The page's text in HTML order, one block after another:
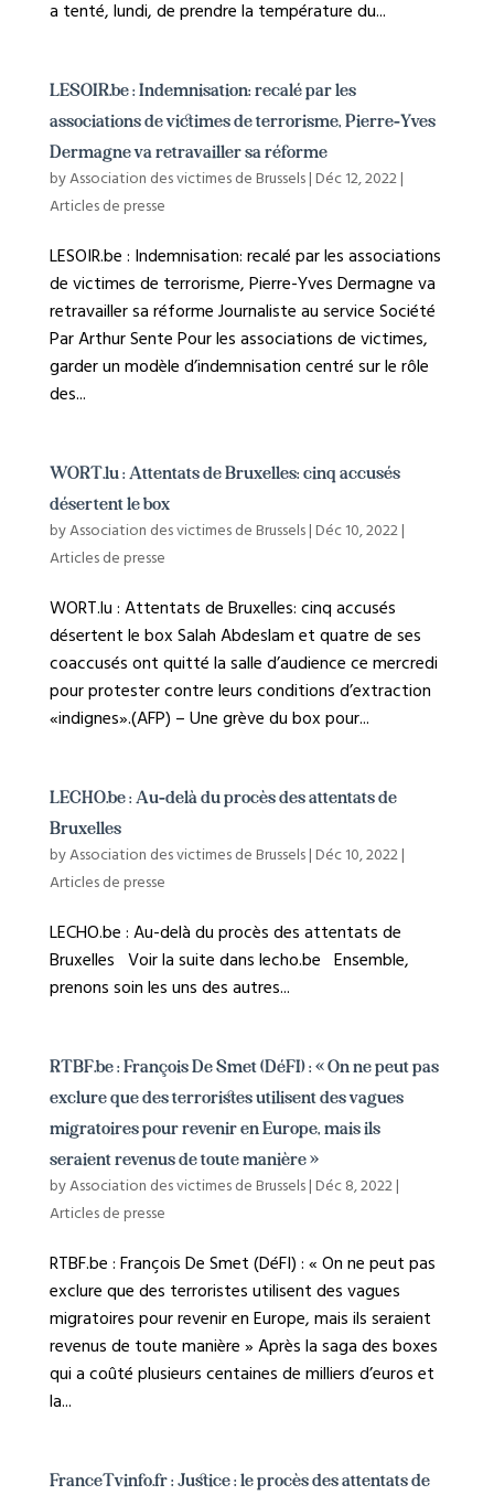
a tenté, lundi, de prendre la température du...
LESOIR.be : Indemnisation: recalé par les
associations de victimes de terrorisme, Pierre-Yves
Dermagne va retravailler sa réforme
byAssociation des victimes de Brussels|Déc 12, 2022|
Articles de presse
LESOIR.be : Indemnisation: recalé par les associations
de victimes de terrorisme, Pierre-Yves Dermagne va
retravailler sa réforme Journaliste au service Société
Par Arthur Sente Pour les associations de victimes,
garder un modèle d’indemnisation centré sur le rôle
des...
WORT.lu : Attentats de Bruxelles: cinq accusés
désertent le box
byAssociation des victimes de Brussels|Déc 10, 2022|
Articles de presse
WORT.lu : Attentats de Bruxelles: cinq accusés
désertent le box Salah Abdeslam et quatre de ses
coaccusés ont quitté la salle d’audience ce mercredi
pour protester contre leurs conditions d’extraction
«indignes».(AFP) – Une grève du box pour...
LECHO.be : Au-delà du procès des attentats de
Bruxelles
byAssociation des victimes de Brussels|Déc 10, 2022|
Articles de presse
LECHO.be : Au-delà du procès des attentats de
Bruxelles Voir la suite dans lecho.be Ensemble,
prenons soin les uns des autres...
RTBF.be : François De Smet (DéFI) : « On ne peut pas
exclure que des terroristes utilisent des vagues
migratoires pour revenir en Europe, mais ils
seraient revenus de toute manière »
byAssociation des victimes de Brussels|Déc 8, 2022|
Articles de presse
RTBF.be : François De Smet (DéFI) : « On ne peut pas
exclure que des terroristes utilisent des vagues
migratoires pour revenir en Europe, mais ils seraient
revenus de toute manière » Après la saga des boxes
qui a coûté plusieurs centaines de milliers d’euros et
la...
FranceTvinfo.fr : Justice : le procès des attentats de